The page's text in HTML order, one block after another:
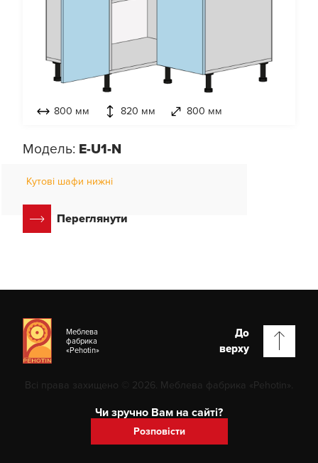
800 мм 820 мм 800 мм
Модель: E-U1-N
Кутові шафи нижні
Переглянути
Меблева
фабрика
«Pehotin»
До
верху
Всі права захищено © 2026. Меблева фабрика «Pehotin».
Чи зручно Вам на сайті?
Розповісти